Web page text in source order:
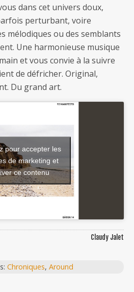
dans cet univers doux,
perturbant, voire
mélodiques ou des semblants
Une harmonieuse musique
et vous convie à la suivre
de défricher. Original,
Du grand art.
pour accepter les
de marketing et
ce contenu
Claudy Jalet
Chroniques, Around